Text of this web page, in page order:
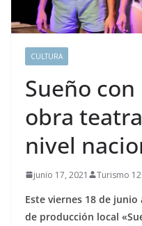
CULTURA
Sueño
obra
nivel
junio 17, 2021 Turismo 12
Este viernes 18 de
de producción local